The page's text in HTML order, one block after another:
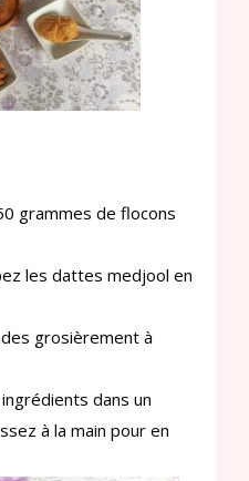
grammes de flocons
les dattes medjool en
grosièrement à
dans un
à la main pour en